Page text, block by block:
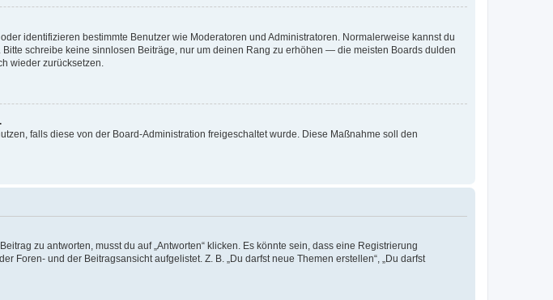
identifizieren bestimmte Benutzer wie Moderatoren und Administratoren. Normalerweise kannst du
schreibe keine sinnlosen Beiträge, nur um deinen Rang zu erhöhen — die meisten Boards dulden
wieder zurücksetzen.
falls diese von der Board-Administration freigeschaltet wurde. Diese Maßnahme soll den
zu antworten, musst du auf „Antworten“ klicken. Es könnte sein, dass eine Registrierung
und der Beitragsansicht aufgelistet. Z. B. „Du darfst neue Themen erstellen“, „Du darfst